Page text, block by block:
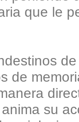
que le
de
su